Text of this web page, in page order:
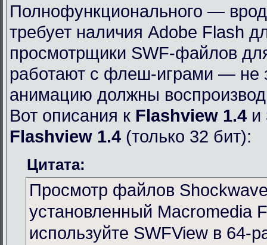
Полнофункционального —
требует наличия Adobe Flash
просмотрщики SWF-файлов
работают с флеш-играми —
анимацию должны
Вот описания к Flashview 1.4 и
Flashview 1.4 (только 32 бит):
Цитата:
Просмотр файлов
установленный Macromedia
используйте SWFView в 64-